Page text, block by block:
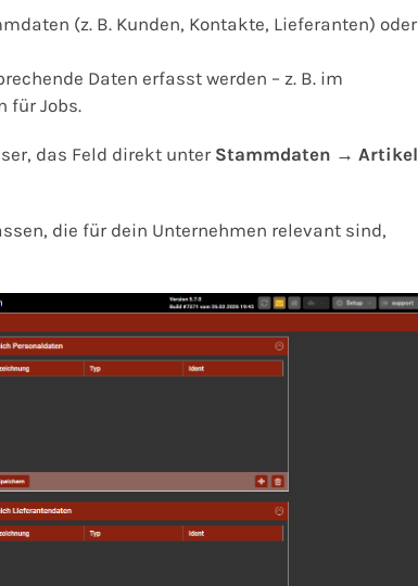
(z. B. Kunden, Kontakte, Lieferanten) oder
Daten erfasst werden – z. B. im
für Jobs.
das Feld direkt unter Stammdaten → Artikel
die für dein Unternehmen relevant sind,